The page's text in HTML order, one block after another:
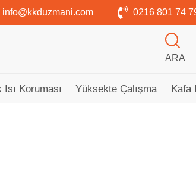
info@kkduzmani.com 0216 801 74
ARA
Koruması Yüksekte Çalışma Kafa